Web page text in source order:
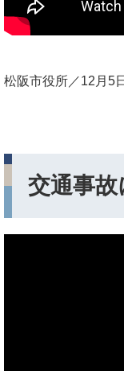
松阪市役所／12月5
交通事故